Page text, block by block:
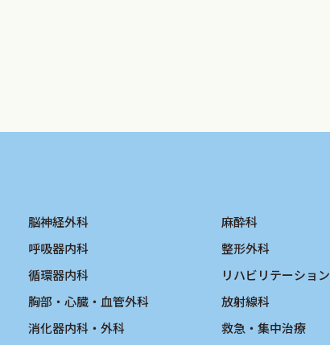
脳神経外科
呼吸器内科
循環器内科
胸部・心臓・血管外科
消化器内科・外科
麻酔科
整形外科
リハビリテーション
放射線科
救急・集中治療